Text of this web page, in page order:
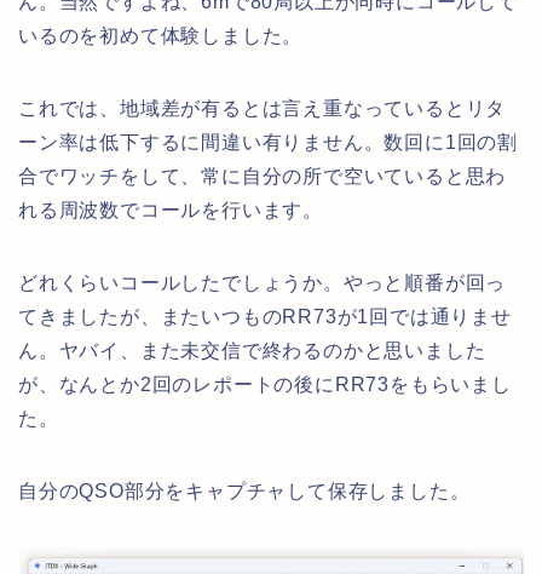
いるのを初めて体験しました。
これでは、地域差が有るとは言え重なっているとリタ
ーン率は低下するに間違い有りません。数回に1回の割
合でワッチをして、常に自分の所で空いていると思わ
れる周波数でコールを行います。
どれくらいコールしたでしょうか。やっと順番が回っ
てきましたが、またいつものRR73が1回では通りませ
ん。ヤバイ、また未交信で終わるのかと思いました
が、なんとか2回のレポートの後にRR73をもらいまし
た。
自分のQSO部分をキャプチャして保存しました。